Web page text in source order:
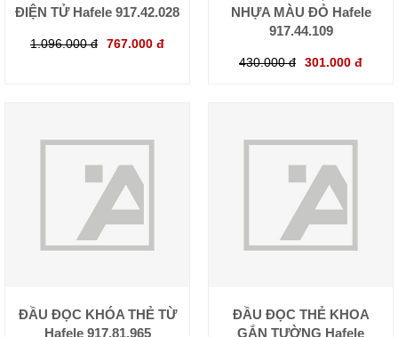
ĐIỆN TỬ Hafele 917.42.028
1.096.000 đ 767.000 đ
NHỰA MÀU ĐỎ Hafele
917.44.109
430.000 đ 301.000 đ
ĐẦU ĐỌC KHÓA THẺ TỪ
Hafele 917.81.965
ĐẦU ĐỌC THẺ KHOA
GẮN TƯỜNG Hafele